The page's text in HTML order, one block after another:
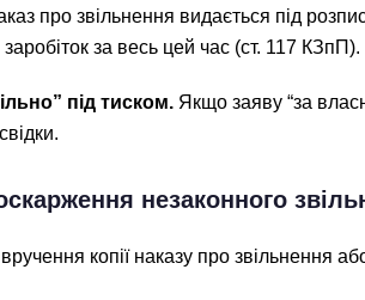
про звільнення видається під
за весь цей час (ст. 117 КЗпП).
під тиском. Якщо заяву “за
незаконного
копії наказу про звільнення